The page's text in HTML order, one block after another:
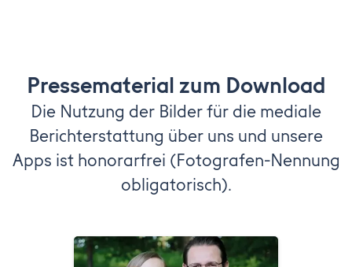
Pressematerial zum Download
Die Nutzung der Bilder für die mediale
Berichterstattung über uns und unsere
Apps ist honorarfrei (Fotografen-Nennung
obligatorisch).